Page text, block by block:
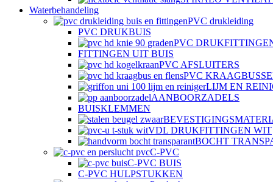
Waterbehandeling
PVC drukleiding
PVC DRUKBUIS
PVC
FITTINGEN UIT BUIS
PVC AFSLUITERS
PVC
LIJM EN
AANBOORZADELS
BUISKLEMMEN
VDL DRUKFITTINGEN WIT
BOCHT
C-PVC
C-PVC BUIS
C-PVC HULPSTUKKEN